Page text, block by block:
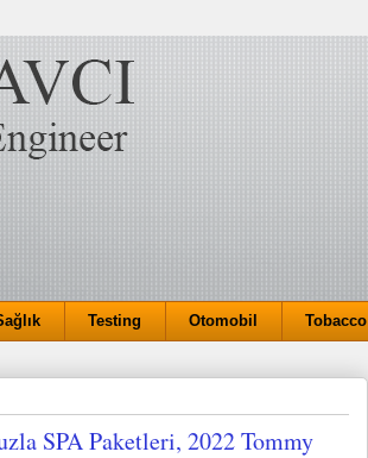
Testing Otomobil Tobacco
SPA Paketleri, 2022 Tommy